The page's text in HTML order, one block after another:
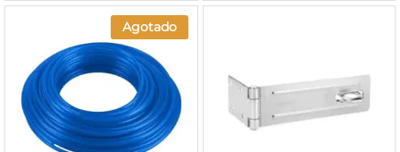
Agotado